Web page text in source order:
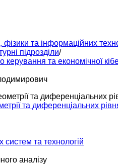
та інформаційних
підрозділи/
та економічної
та диференціальних
та технологій